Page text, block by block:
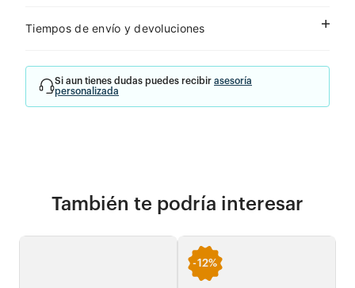
Tiempos de envío y devoluciones
Si aun tienes dudas puedes recibir asesoría
personalizada
También te podría interesar
-12%